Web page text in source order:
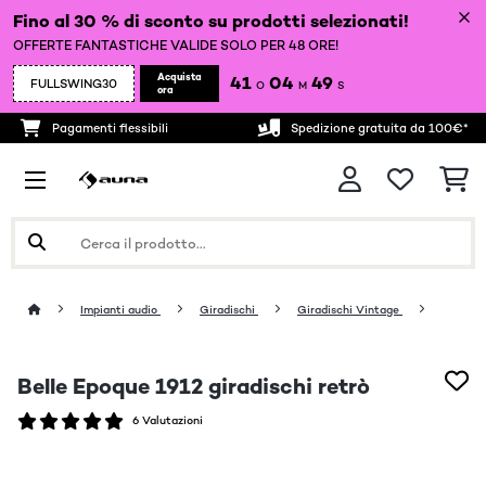
Fino al 30 % di sconto su prodotti selezionati!
OFFERTE FANTASTICHE VALIDE SOLO PER 48 ORE!
FULLSWING30
Acquista
ora
41 O 04 M 47 S
Pagamenti flessibili Spedizione gratuita da 100€*
Impianti audio Giradischi Giradischi Vintage
Belle Epoque 1912 giradischi retrò
6 Valutazioni